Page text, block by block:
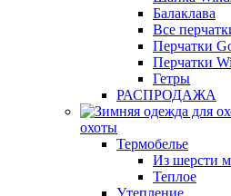
Балаклава
Все
Перчатки
Перчатки
Гетры
РАСПРОДАЖА
охоты
Термобелье
Из шерсти
Теплое
Утепление